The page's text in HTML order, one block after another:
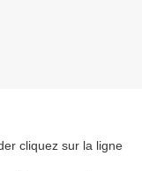
cliquez sur la ligne